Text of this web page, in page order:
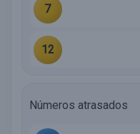
7
12
Números atrasados